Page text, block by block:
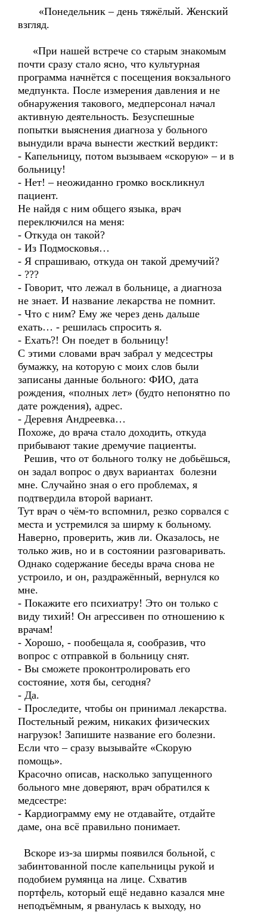
«Понедельник – день тяжёлый. Женский
взгляд.
«При нашей встрече со старым знакомым
почти сразу стало ясно, что культурная
программа начнётся с посещения вокзального
медпункта. После измерения давления и не
обнаружения такового, медперсонал начал
активную деятельность. Безуспешные
попытки выяснения диагноза у больного
вынудили врача вынести жесткий вердикт:
- Капельницу, потом вызываем «скорую» – и в
больницу!
- Нет! – неожиданно громко воскликнул
пациент.
Не найдя с ним общего языка, врач
переключился на меня:
- Откуда он такой?
- Из Подмосковья…
- Я спрашиваю, откуда он такой дремучий?
- ???
- Говорит, что лежал в больнице, а диагноза
не знает. И название лекарства не помнит.
- Что с ним? Ему же через день дальше
ехать… - решилась спросить я.
- Ехать?! Он поедет в больницу!
С этими словами врач забрал у медсестры
бумажку, на которую с моих слов были
записаны данные больного: ФИО, дата
рождения, «полных лет» (будто непонятно по
дате рождения), адрес.
- Деревня Андреевка…
Похоже, до врача стало доходить, откуда
прибывают такие дремучие пациенты.
Решив, что от больного толку не добьёшься,
он задал вопрос о двух вариантах болезни
мне. Случайно зная о его проблемах, я
подтвердила второй вариант.
Тут врач о чём-то вспомнил, резко сорвался с
места и устремился за ширму к больному.
Наверно, проверить, жив ли. Оказалось, не
только жив, но и в состоянии разговаривать.
Однако содержание беседы врача снова не
устроило, и он, раздражённый, вернулся ко
мне.
- Покажите его психиатру! Это он только с
виду тихий! Он агрессивен по отношению к
врачам!
- Хорошо, - пообещала я, сообразив, что
вопрос с отправкой в больницу снят.
- Вы сможете проконтролировать его
состояние, хотя бы, сегодня?
- Да.
- Проследите, чтобы он принимал лекарства.
Постельный режим, никаких физических
нагрузок! Запишите название его болезни.
Если что – сразу вызывайте «Скорую
помощь».
Красочно описав, насколько запущенного
больного мне доверяют, врач обратился к
медсестре:
- Кардиограмму ему не отдавайте, отдайте
даме, она всё правильно понимает.
Вскоре из-за ширмы появился больной, с
забинтованной после капельницы рукой и
подобием румянца на лице. Схватив
портфель, который ещё недавно казался мне
неподъёмным, я рванулась к выходу, но